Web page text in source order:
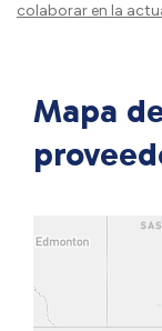
colaborar en la
Mapa